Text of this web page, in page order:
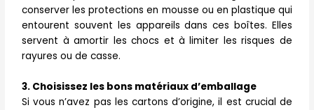
conserver les protections en mousse ou en plastique qui
entourent souvent les appareils dans ces boîtes. Elles
servent à amortir les chocs et à limiter les risques de
rayures ou de casse.
3. Choisissez les bons matériaux d’emballage
Si vous n’avez pas les cartons d’origine, il est crucial de